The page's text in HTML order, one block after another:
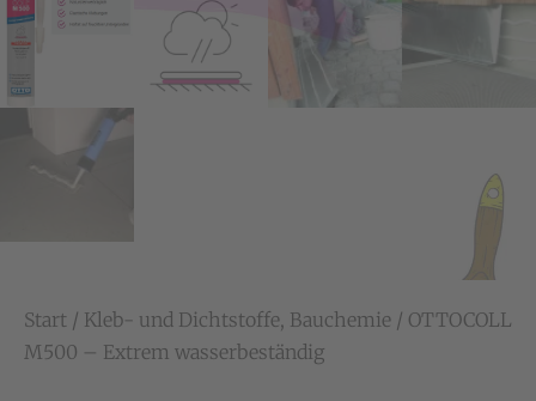
Start / Kleb- und Dichtstoffe, Bauchemie / OTTOCOLL
M500 – Extrem wasserbeständig